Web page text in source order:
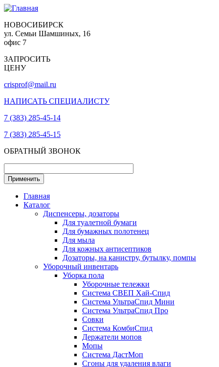
НОВОСИБИРСК
ул. Семьи Шамшиных, 16
офис 7
ЗАПРОСИТЬ
ЦЕНУ
crisprof@mail.ru
НАПИСАТЬ СПЕЦИАЛИСТУ
7 (383) 285-45-14
7 (383) 285-45-15
ОБРАТНЫЙ ЗВОНОК
Главная
Каталог
Диспенсеры, дозаторы
Для туалетной бумаги
Для бумажных полотенец
Для мыла
Для кожных антисептиков
Дозаторы, на канистру, бутылку, помпы
Уборочный инвентарь
Уборка пола
Уборочные тележки
Система СВЕП Хай-Спид
Система УльтраСпид Мини
Система УльтраСпид Про
Совки
Система КомбиСпид
Держатели мопов
Мопы
Система ДастМоп
Сгоны для удаления влаги